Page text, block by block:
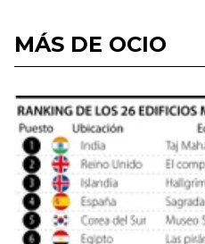
MÁS DE OCIO